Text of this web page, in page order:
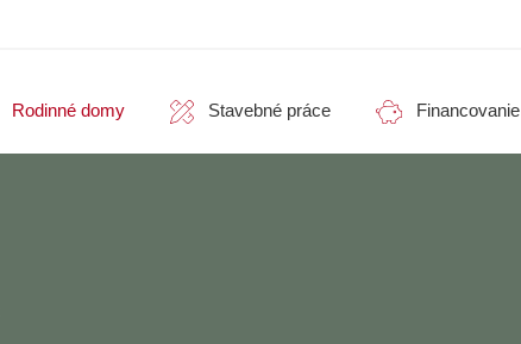
Rodinné domy Stavebné práce Financovanie